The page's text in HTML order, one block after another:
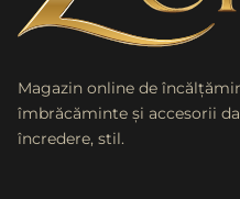
Magazin online de
îmbrăcăminte și accesorii
încredere, stil.